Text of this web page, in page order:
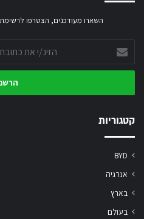
השארו מעודכנים, הצטרפו
את
כתובת
שלך
קטגוריות
BYD
אנרגיה
בארץ
בעולם